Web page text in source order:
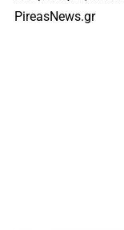
PireasNews.gr